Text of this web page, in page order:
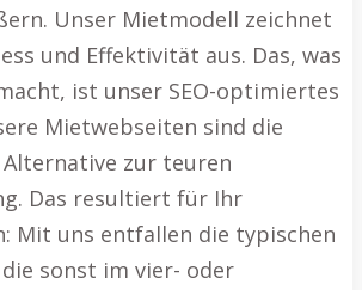
Unser Mietmodell zeichnet
und Effektivität aus. Das, was
ist unser SEO-optimiertes
Mietwebseiten sind die
zur teuren
Das resultiert für Ihr
Mit uns entfallen die typischen
sonst im vier- oder